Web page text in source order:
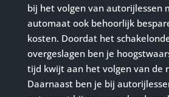
bij het volgen van autorijlessen
automaat ook behoorlijk
kosten. Doordat het
overgeslagen ben je
tijd kwijt aan het volgen van de
Daarnaast ben je bij